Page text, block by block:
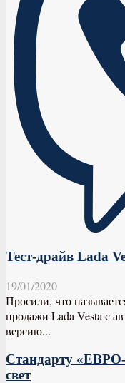
Тест-драйв Lada
19/01/2020
Просили, что
продажи Lada Vesta с
версию...
Стандарту
свет